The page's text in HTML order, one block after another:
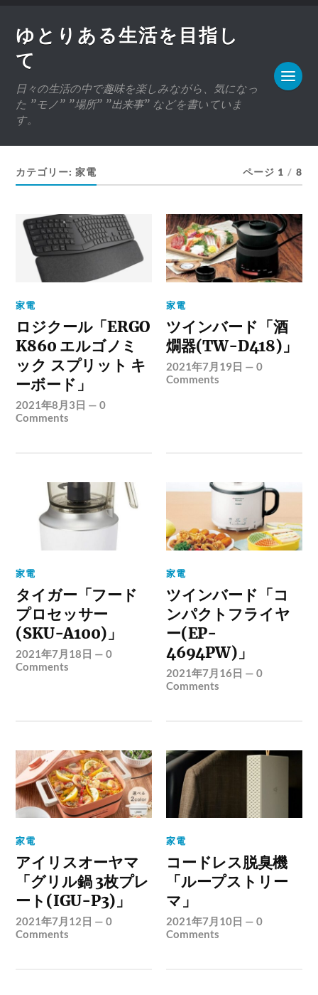
ゆとりある生活を目指し
て
日々の生活の中で趣味を楽しみながら、気になっ
た ”モノ” ”場所” ”出来事” などを書いていま
す。
カテゴリー:家電 ページ 1 / 8
家電
ロジクール「ERGO
K860 エルゴノミ
ック スプリット キ
ーボード」
2021年8月3日 —0
Comments
家電
ツインバード「酒
燗器(TW-D418)」
2021年7月19日 —0
Comments
家電
タイガー「フード
プロセッサー
(SKU-A100)」
2021年7月18日 —0
Comments
家電
ツインバード「コ
ンパクトフライヤ
ー(EP-
4694PW)」
2021年7月16日 —0
Comments
家電
アイリスオーヤマ
「グリル鍋 3枚プレ
ート(IGU-P3)」
2021年7月12日 —0
Comments
家電
コードレス脱臭機
「ループストリー
マ」
2021年7月10日 —0
Comments